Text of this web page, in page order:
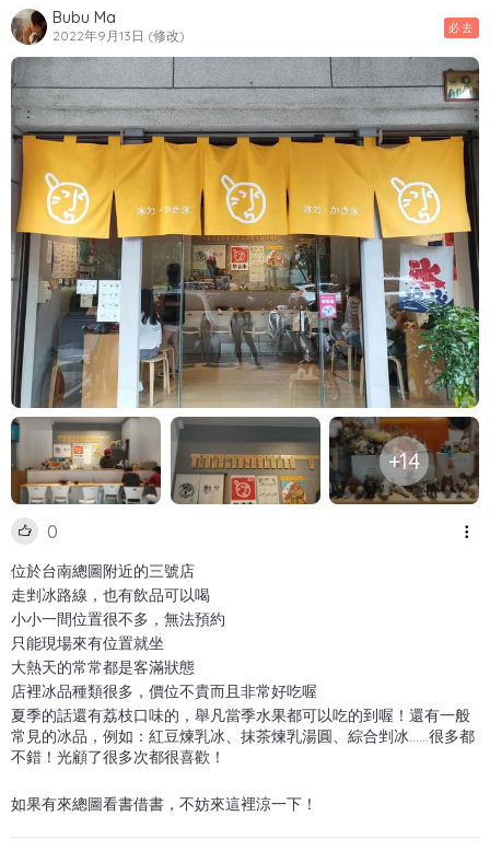
Bubu Ma
2022年9月13日 (修改) 必去
+14
0
位於台南總圖附近的三號店
走剉冰路線，也有飲品可以喝
小小一間位置很不多，無法預約
只能現場來有位置就坐
大熱天的常常都是客滿狀態
店裡冰品種類很多，價位不貴而且非常好吃喔
夏季的話還有荔枝口味的，舉凡當季水果都可以吃的到喔！還有一般
常見的冰品，例如：紅豆煉乳冰、抹茶煉乳湯圓、綜合剉冰......很多都
不錯！光顧了很多次都很喜歡！
如果有來總圖看書借書，不妨來這裡涼一下！